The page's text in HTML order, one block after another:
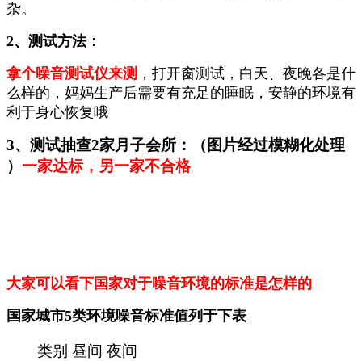
杂。
2、测试方法：
拿个噪音测试仪来测 ，打开窗测试，白天、夜晚各是什
么样的， 妈妈生产后需要有充足的睡眠，安静的环境有
利于身心恢复哦
3、测试抽查2家月子会所：（图片经过模糊化处理
） 一家达标，另一家不合格
大家可以看下国家对于噪音环境的标准是怎样的
国家城市5类环境噪音标准值列于下表
类别 昼间 夜间